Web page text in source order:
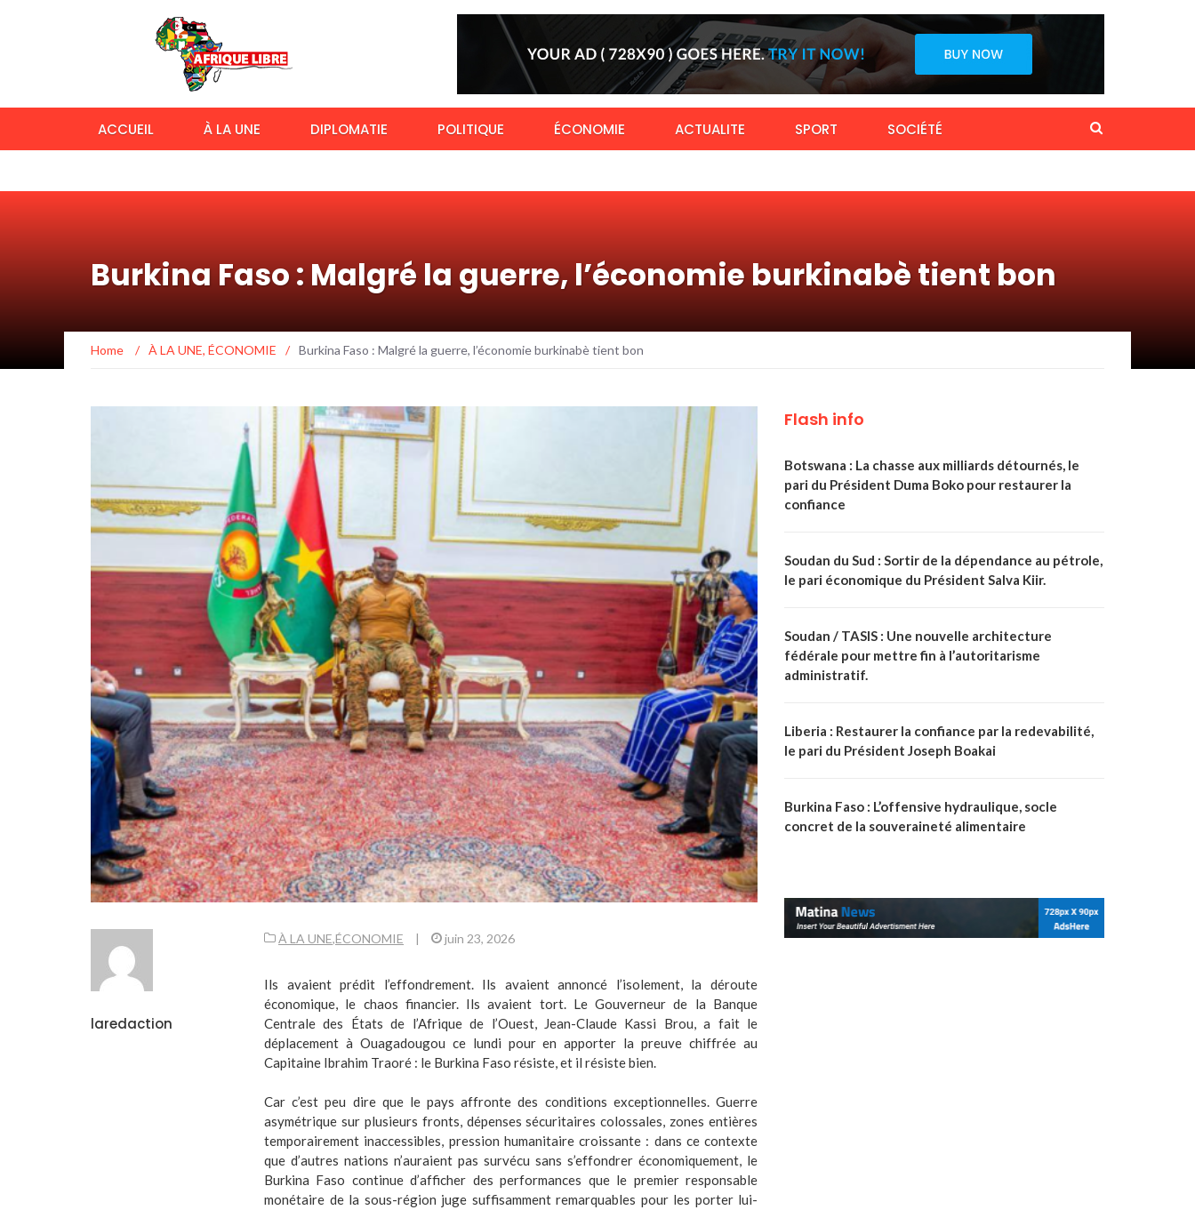
ACCUEIL À LA UNE DIPLOMATIE POLITIQUE ÉCONOMIE ACTUALITE SPORT SOCIÉTÉ
Burkina Faso : Malgré la guerre, l’économie burkinabè tient bon
Home / À LA UNE, ÉCONOMIE / Burkina Faso : Malgré la guerre, l’économie burkinabè tient bon
laredaction
À LA UNE,ÉCONOMIE | juin 23, 2026
Ils avaient prédit l’effondrement. Ils avaient annoncé l’isolement, la déroute
économique, le chaos financier. Ils avaient tort. Le Gouverneur de la Banque
Centrale des États de l’Afrique de l’Ouest, Jean-Claude Kassi Brou, a fait le
déplacement à Ouagadougou ce lundi pour en apporter la preuve chiffrée au
Capitaine Ibrahim Traoré : le Burkina Faso résiste, et il résiste bien.
Car c’est peu dire que le pays affronte des conditions exceptionnelles. Guerre
asymétrique sur plusieurs fronts, dépenses sécuritaires colossales, zones entières
temporairement inaccessibles, pression humanitaire croissante : dans ce contexte
que d’autres nations n’auraient pas survécu sans s’effondrer économiquement, le
Burkina Faso continue d’afficher des performances que le premier responsable
monétaire de la sous-région juge suffisamment remarquables pour les porter lui-
Flash info
Botswana : La chasse aux milliards détournés, le
pari du Président Duma Boko pour restaurer la
confiance
Soudan du Sud : Sortir de la dépendance au pétrole,
le pari économique du Président Salva Kiir.
Soudan / TASIS : Une nouvelle architecture
fédérale pour mettre fin à l’autoritarisme
administratif.
Liberia : Restaurer la confiance par la redevabilité,
le pari du Président Joseph Boakai
Burkina Faso : L’offensive hydraulique, socle
concret de la souveraineté alimentaire